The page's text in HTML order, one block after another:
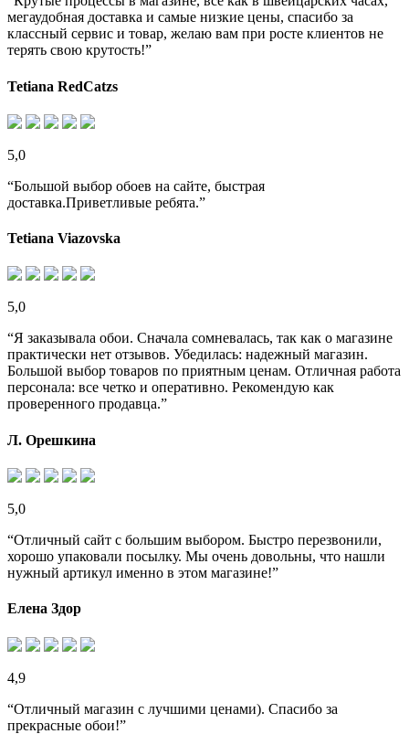
мегаудобная доставка и самые низкие цены, спасибо за
классный сервис и товар, желаю вам при росте клиентов не
терять свою крутость!”
Tetiana RedCatzs
5,0
“Большой выбор обоев на сайте, быстрая
доставка.Приветливые ребята.”
Tetiana Viazovska
5,0
“Я заказывала обои. Сначала сомневалась, так как о магазине
практически нет отзывов. Убедилась: надежный магазин.
Большой выбор товаров по приятным ценам. Отличная работа
персонала: все четко и оперативно. Рекомендую как
проверенного продавца.”
Л. Орешкина
5,0
“Отличный сайт с большим выбором. Быстро перезвонили,
хорошо упаковали посылку. Мы очень довольны, что нашли
нужный артикул именно в этом магазине!”
Елена Здор
4,9
“Отличный магазин с лучшими ценами). Спасибо за
прекрасные обои!”